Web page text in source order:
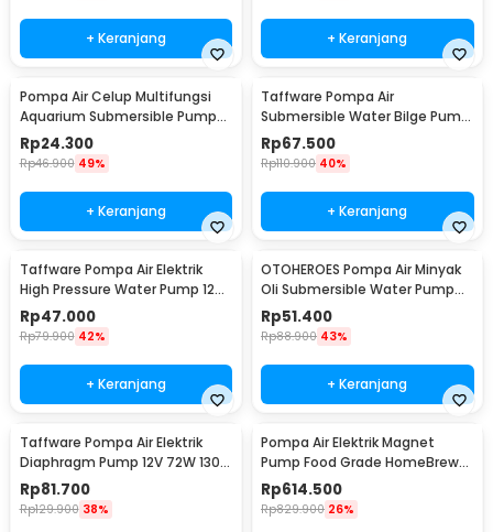
+ Keranjang + Keranjang
Pompa Air Celup Multifungsi
Aquarium Submersible Pump
12V 6W - YX-385
Rp24.300
Rp46.900 49%
+ Keranjang
Taffware Pompa Air
Submersible Water Bilge Pump
12 V - CH8028
Rp67.500
Rp110.900 40%
+ Keranjang
Taffware Pompa Air Elektrik
High Pressure Water Pump 12V
3.5L/min - DP-521
Rp47.000
Rp79.900 42%
+ Keranjang
OTOHEROES Pompa Air Minyak
Oli Submersible Water Pump
12V - YB-028
Rp51.400
Rp88.900 43%
+ Keranjang
Taffware Pompa Air Elektrik
Diaphragm Pump 12V 72W 130
PSI - DP-538
Rp81.700
Rp129.900 38%
Pompa Air Elektrik Magnet
Pump Food Grade HomeBrew
Wine 10W 19L/Min - MP-15RM
Rp614.500
Rp829.900 26%